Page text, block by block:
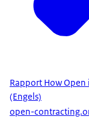
Rapport How Open
(Engels)
open-